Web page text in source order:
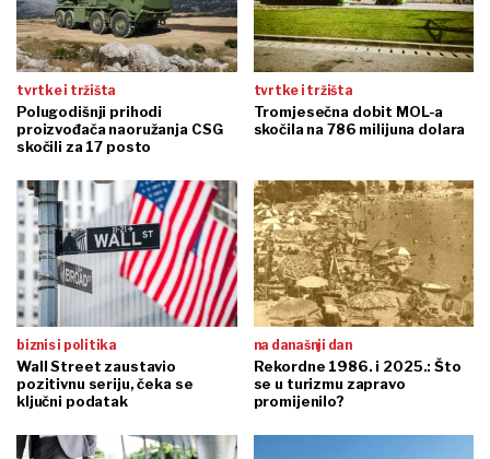
tvrtke i tržišta
Polugodišnji prihodi
proizvođača naoružanja CSG
skočili za 17 posto
tvrtke i tržišta
Tromjesečna dobit MOL-a
skočila na 786 milijuna dolara
biznis i politika
Wall Street zaustavio
pozitivnu seriju, čeka se
ključni podatak
na današnji dan
Rekordne 1986. i 2025.: Što
se u turizmu zapravo
promijenilo?